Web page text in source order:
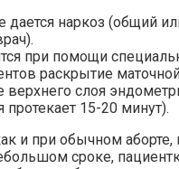
наркоз (общий
при помощи
раскрытие
верхнего слоя
протекает 15-20 минут).
и при обычном
сроке,